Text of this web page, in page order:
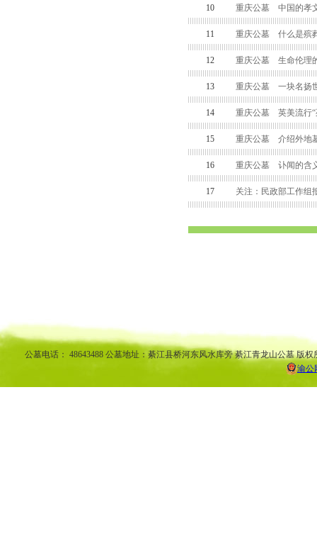
10 重庆公墓 中国的孝
11 重庆公墓 什么是殡
12 重庆公墓 生命伦理
13 重庆公墓 一块名扬
14 重庆公墓 英美流行“
15 重庆公墓 介绍外地
16 重庆公墓 讣闻的含
17 关注：民政部工作组
公墓电话： 48643488 公墓地址：綦江县桥河东风水库旁 綦江青龙山公墓 版
渝公